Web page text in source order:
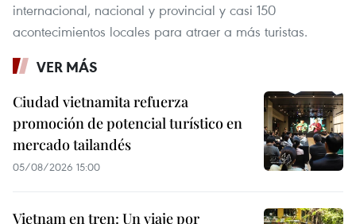
internacional, nacional y provincial y casi 150
acontecimientos locales para atraer a más turistas.
VER MÁS
Ciudad vietnamita refuerza
promoción de potencial turístico en
mercado tailandés
05/08/2026 15:00
Vietnam en tren: Un viaje por